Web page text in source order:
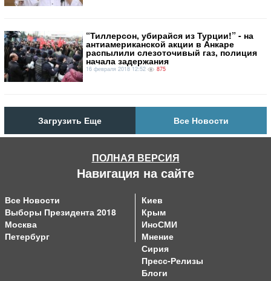
“Тиллерсон, убирайся из Турции!” - на
антиамериканской акции в Анкаре
распылили слезоточивый газ, полиция
начала задержания
16 февраля 2018 12:52 875
Загрузить Еще Все Новости
ПОЛНАЯ ВЕРСИЯ
Навигация на сайте
Все Новости
Выборы Президента 2018
Москва
Петербург
Киев
Крым
ИноСМИ
Мнение
Сирия
Пресс-Релизы
Блоги